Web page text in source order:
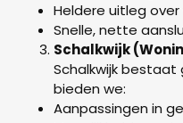
Heldere uitleg
Snelle, nette
Schalkwijk
Schalkwijk
bieden we:
Aanpassingen in